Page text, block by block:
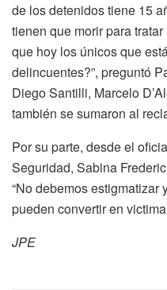
de los detenidos tiene 15
tienen que morir para
que hoy los únicos que
delincuentes?”, preguntó
Diego Santilli, Marcelo
también se sumaron al
Por su parte, desde el
Seguridad, Sabina
“No debemos estigmatizar
pueden convertir en
JPE